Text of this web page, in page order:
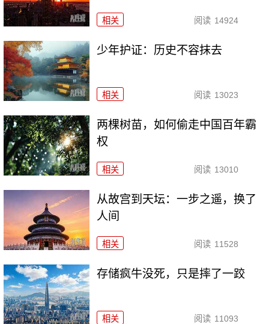
相关 阅读 14924
少年护证：历史不容抹去
相关 阅读 13023
两棵树苗，如何偷走中国百年霸
权
相关 阅读 13010
从故宫到天坛：一步之遥，换了
人间
相关 阅读 11528
存储疯牛没死，只是摔了一跤
相关 阅读 11093